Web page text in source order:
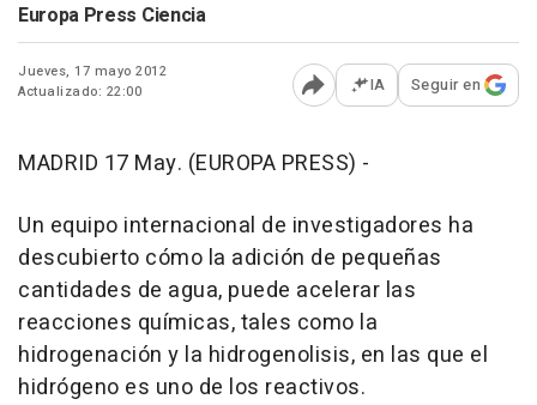
Europa Press Ciencia
Jueves, 17 mayo 2012
Actualizado: 22:00
Abrir opciones para
IA Seguir en
MADRID 17 May. (EUROPA PRESS) -
Un equipo internacional de investigadores ha
descubierto cómo la adición de pequeñas
cantidades de agua, puede acelerar las
reacciones químicas, tales como la
hidrogenación y la hidrogenolisis, en las que el
hidrógeno es uno de los reactivos.